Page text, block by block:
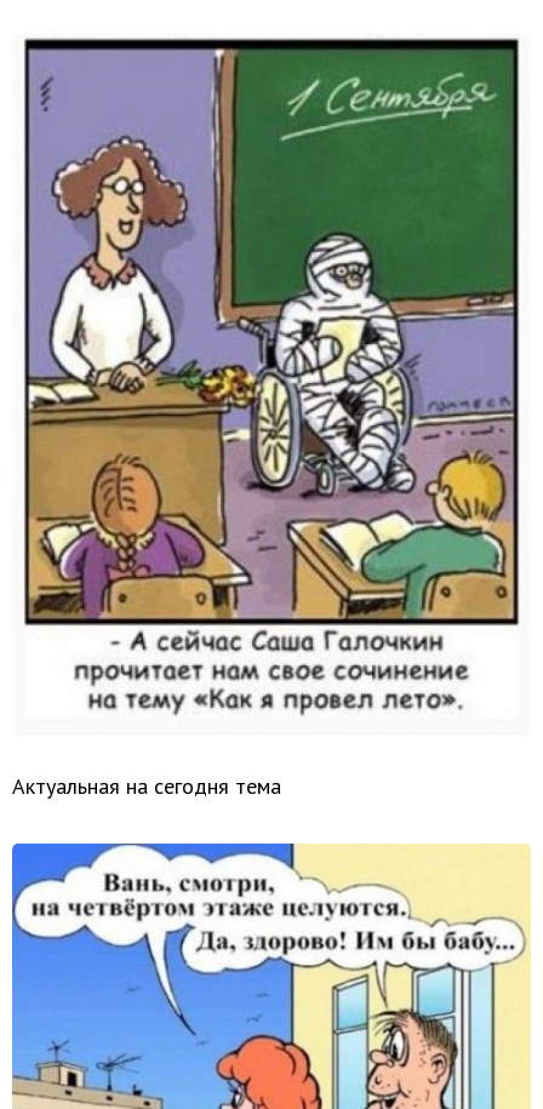
Актуальная на сегодня тема